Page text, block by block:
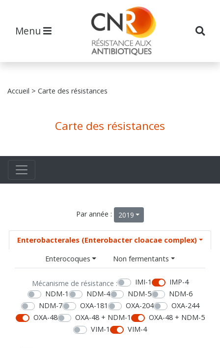
Menu
Accueil > Carte des résistances
Carte des résistances
Par année : 2019
Enterobacterales (Enterobacter cloacae complex)
Enterocoques
Non fermentants
Mécanisme de résistance : IMI-1
IMP-4
NDM-1
NDM-4 NDM-5
NDM-6
NDM-7
OXA-181 OXA-204
OXA-244
OXA-48
OXA-48 + NDM-1
OXA-48 + NDM-5
VIM-1
VIM-4